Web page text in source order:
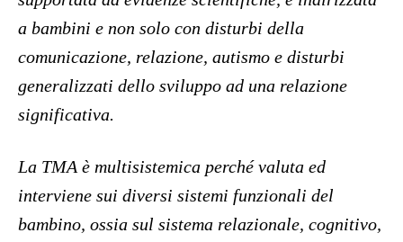
a bambini e non solo con disturbi della
comunicazione, relazione, autismo e disturbi
generalizzati dello sviluppo ad una relazione
significativa.
La TMA è multisistemica perché valuta ed
interviene sui diversi sistemi funzionali del
bambino, ossia sul sistema relazionale, cognitivo,